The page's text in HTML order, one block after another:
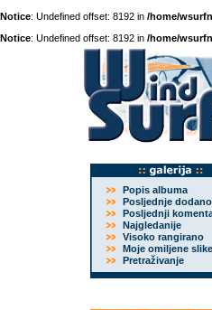
Notice: Undefined offset: 8192 in /home/
Notice: Undefined offset: 8192 in /home/
Popis albuma
Posljednje dodano
Posljednji
Najgledanije
Visoko rangirano
Moje omiljene slike
Pretraživanje